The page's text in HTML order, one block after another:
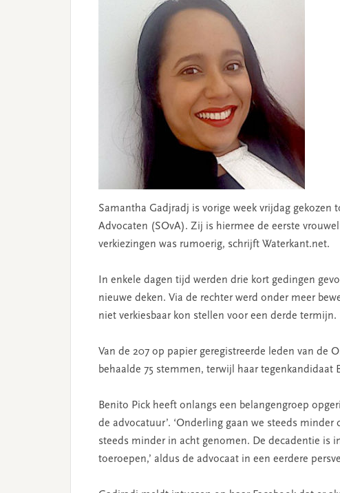
Samantha Gadjradj is vorige week vrijdag
Advocaten (SOvA). Zij is hiermee de eerste
verkiezingen was rumoerig, schrijft Waterkant.net.
In enkele dagen tijd werden drie kort gedingen
nieuwe deken. Via de rechter werd onder meer
niet verkiesbaar kon stellen voor een derde
Van de 207 op papier geregistreerde leden van de
behaalde 75 stemmen, terwijl haar tegenkandidaat
Benito Pick heeft onlangs een belangengroep
de advocatuur’. ‘Onderling gaan we steeds
steeds minder in acht genomen. De decadentie is
toeroepen,’ aldus de advocaat in een eerdere